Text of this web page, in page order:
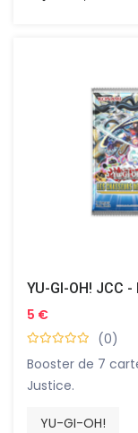
YU-GI-OH! JCC
5 €
(0)
Booster de 7
Justice.
YU-GI-OH!